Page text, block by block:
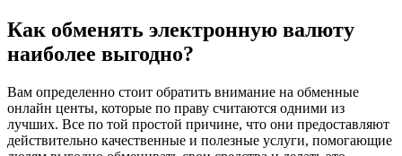
Как обменять электронную валюту
наиболее выгодно?
Вам определенно стоит обратить внимание на обменные
онлайн центы, которые по праву считаются одними из
лучших. Все по той простой причине, что они предоставляют
действительно качественные и полезные услуги, помогающие